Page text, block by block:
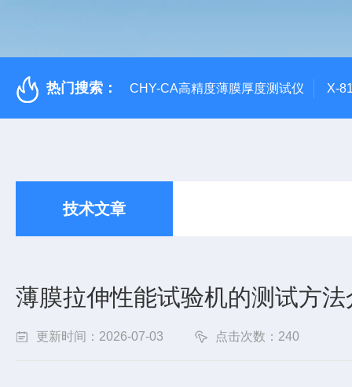
热门搜索： CHY-CA高精度薄膜厚度测试仪 X-
技术文章
薄膜拉伸性能试验机的测试方法
更新时间：2026-07-03 点击次数：240